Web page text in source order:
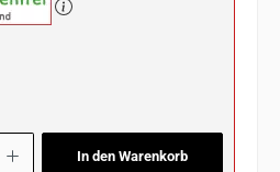
Wert ein oder benutze die Schaltflächen
In den Warenkorb